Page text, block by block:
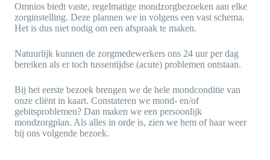
Omnios biedt vaste, regelmatige mondzorgbezoeken aan elke
zorginstelling. Deze plannen we in volgens een vast schema.
Het is dus niet nodig om een afspraak te maken.
Natuurlijk kunnen de zorgmedewerkers ons 24 uur per dag
bereiken als er toch tussentijdse (acute) problemen ontstaan.
Bij het eerste bezoek brengen we de hele mondconditie van
onze cliënt in kaart. Constateren we mond- en/of
gebitsproblemen? Dan maken we een persoonlijk
mondzorgplan. Als alles in orde is, zien we hem of haar weer
bij ons volgende bezoek.